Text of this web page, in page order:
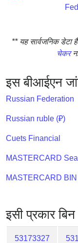
My
?
IP
IP
BIN
/
** यह सार्वजनिक डेटा
चेकर
इस बीआईएन
Russian Federation
Russian ruble (₽)
Cuets Financial
MASTERCARD
MASTERCARD
इसी प्रकार
53173327